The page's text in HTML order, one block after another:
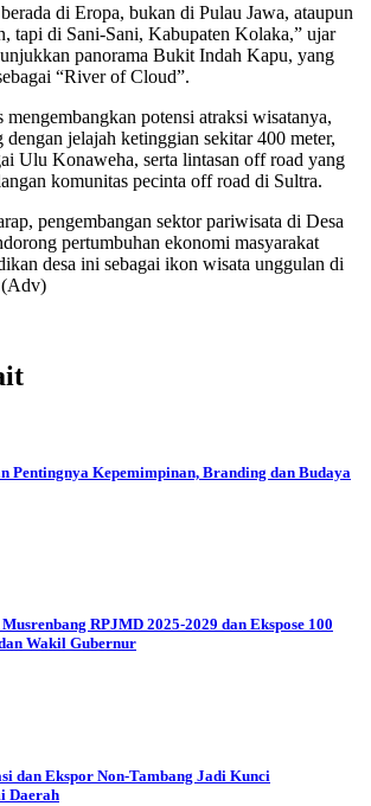
di Eropa, bukan di Pulau Jawa, ataupun
tapi di Sani-Sani, Kabupaten Kolaka,” ujar
panorama Bukit Indah Kapu, yang
“River of Cloud”.
mengembangkan potensi atraksi wisatanya,
dengan jelajah ketinggian sekitar 400 meter,
Ulu Konaweha, serta lintasan off road yang
komunitas pecinta off road di Sultra.
pengembangan sektor pariwisata di Desa
pertumbuhan ekonomi masyarakat
desa ini sebagai ikon wisata unggulan di
(Adv)
Pentingnya Kepemimpinan, Branding dan Budaya
RPJMD 2025-2029 dan Ekspose 100
Wakil Gubernur
dan Ekspor Non-Tambang Jadi Kunci
Daerah